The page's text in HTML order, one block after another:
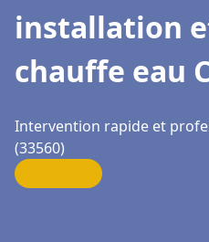
installation
chauffe eau
Intervention rapide et
(33560)